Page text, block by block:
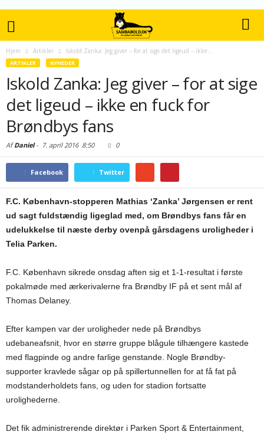
Hjem Artikler Iskold Zanka: Jeg giver – for at sige det ligeud – ikke...
ARTIKLER NYHEDER
Iskold Zanka: Jeg giver – for at sige
det ligeud – ikke en fuck for
Brøndbys fans
AfDaniel- 7. april 20168:50 0
Facebook Twitter
F.C. København-stopperen Mathias ‘Zanka’ Jørgensen er rent
ud sagt fuldstændig ligeglad med, om Brøndbys fans får en
udelukkelse til næste derby ovenpå gårsdagens uroligheder i
Telia Parken.
F.C. København sikrede onsdag aften sig et 1-1-resultat i første
pokalmøde med ærkerivalerne fra Brøndby IF på et sent mål af
Thomas Delaney.
Efter kampen var der uroligheder nede på Brøndbys
udebaneafsnit, hvor en større gruppe blågule tilhængere kastede
med flagpinde og andre farlige genstande. Nogle Brøndby-
supporter kravlede sågar op på spillertunnellen for at få fat på
modstanderholdets fans, og uden for stadion fortsatte
urolighederne.
Det fik administrerende direktør i Parken Sport & Entertainment,